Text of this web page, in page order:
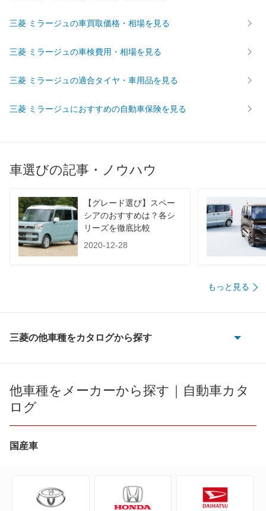
三菱 ミラージュの車買取価格・相場を見る
三菱 ミラージュの車検費用・相場を見る
三菱 ミラージュの適合タイヤ・車用品を見る
三菱 ミラージュにおすすめの自動車保険を見る
車選びの記事・ノウハウ
【グレード選び】スペー
シアのおすすめは？各シ
リーズを徹底比較
2020-12-28
もっと見る
三菱の他車種をカタログから探す
eKカスタム
eKクラッシィ
eKクロス
eKクロス スペース
他車種をメーカーから探す｜自動車カタ
ログ
国産車